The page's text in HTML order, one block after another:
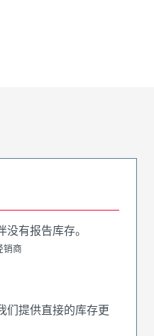
有报告库存。
销商
们提供直接的库存更